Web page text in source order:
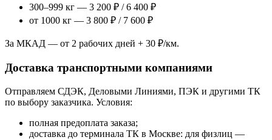
300–999 кг — 3 200 ₽ / 6 400 ₽
от 1000 кг — 3 800 ₽ / 7 600 ₽
За МКАД — от 2 рабочих дней + 30 ₽/км.
Доставка транспортными компаниями
Отправляем СДЭК, Деловыми Линиями, ПЭК и другими ТК
по выбору заказчика. Условия:
полная предоплата заказа;
доставка до терминала ТК в Москве: для физлиц —